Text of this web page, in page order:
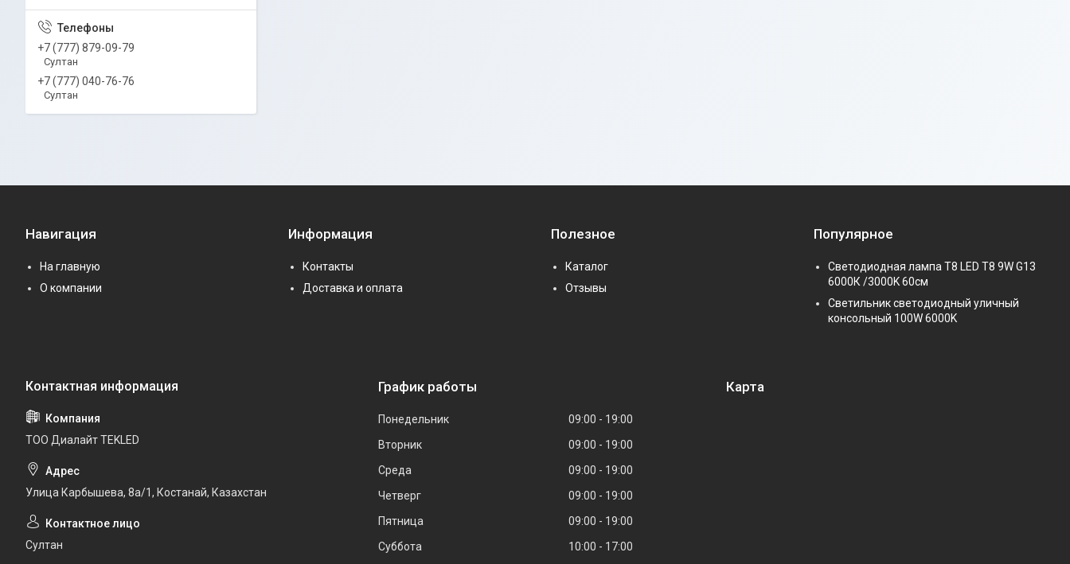
+7 (777) 879-09-79
Султан
+7 (777) 040-76-76
Султан
Навигация
На главную
О компании
Информация
Контакты
Доставка и оплата
Полезное
Каталог
Отзывы
Популярное
Светодиодная лампа Т8 LED T8 9W G13
6000К /3000K 60см
Светильник светодиодный уличный
консольный 100W 6000K
ТОО Диалайт TEKLED
Улица Карбышева, 8а/1, Костанай, Казахстан
Султан
График работы
Понедельник 09:00
19:00
Вторник
09:00
19:00
Среда
09:00
19:00
Четверг
09:00
19:00
Пятница
09:00
19:00
Суббота
10:00 17:00
Карта